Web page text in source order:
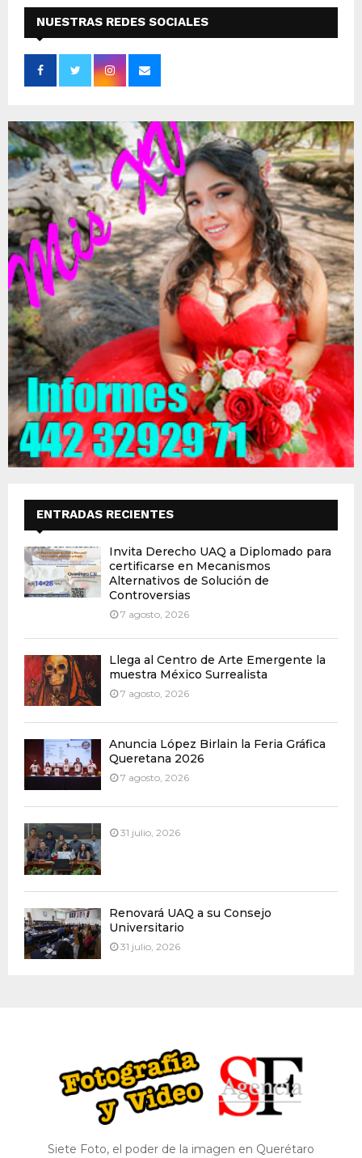
NUESTRAS REDES SOCIALES
ENTRADAS RECIENTES
Invita Derecho UAQ a Diplomado para
certificarse en Mecanismos
Alternativos de Solución de
Controversias
7 agosto, 2026
Llega al Centro de Arte Emergente la
muestra México Surrealista
7 agosto, 2026
Anuncia López Birlain la Feria Gráfica
Queretana 2026
7 agosto, 2026
31 julio, 2026
Renovará UAQ a su Consejo
Universitario
31 julio, 2026
Siete Foto, el poder de la imagen en Querétaro